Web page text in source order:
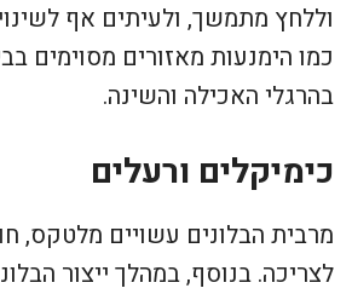
וללחץ מתמשך, ולעיתים אף
כמו הימנעות מאזורים מסוימים
בהרגלי האכילה והשינה.
כימיקלים ורעלים
מרבית הבלונים עשויים מלטקס,
לצריכה. בנוסף, במהלך ייצור